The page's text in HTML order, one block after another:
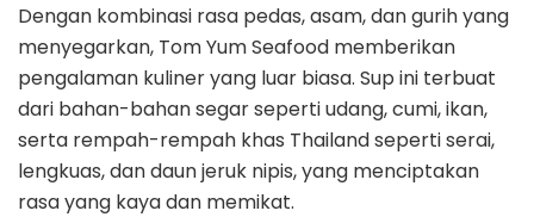
Dengan kombinasi rasa pedas, asam, dan gurih yang
menyegarkan, Tom Yum Seafood memberikan
pengalaman kuliner yang luar biasa. Sup ini terbuat
dari bahan-bahan segar seperti udang, cumi, ikan,
serta rempah-rempah khas Thailand seperti serai,
lengkuas, dan daun jeruk nipis, yang menciptakan
rasa yang kaya dan memikat.